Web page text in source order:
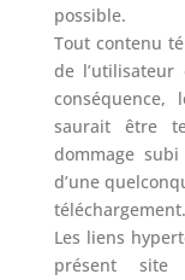
possible.
Tout contenu
de
conséquence,
saurait être
dommage
d’une
téléchargement.
Les liens
présent site